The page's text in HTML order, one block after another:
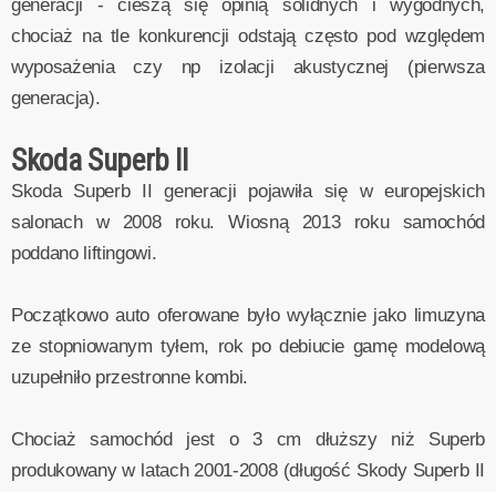
generacji - cieszą się opinią solidnych i wygodnych,
chociaż na tle konkurencji odstają często pod względem
wyposażenia czy np izolacji akustycznej (pierwsza
generacja).
Skoda Superb II
Skoda Superb II generacji pojawiła się w europejskich
salonach w 2008 roku. Wiosną 2013 roku samochód
poddano liftingowi.
Początkowo auto oferowane było wyłącznie jako limuzyna
ze stopniowanym tyłem, rok po debiucie gamę modelową
uzupełniło przestronne kombi.
Chociaż samochód jest o 3 cm dłuższy niż Superb
produkowany w latach 2001-2008 (długość Skody Superb II